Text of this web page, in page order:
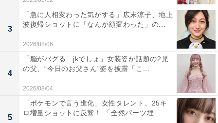
3
「急に人相変わった気がする」広末涼子、地上
波復帰ショットに「なんか顔変わった」の...
2026/08/06
4
「脳がバグる jkでしょ」女装姿が話題の2児
の父、“今日のお父さん”姿を披露「こ...
2026/08/04
5
「ポケモンで言う進化」女性タレント、25キ
ロ増量ショットに反響！ 「全然パーツ埋...